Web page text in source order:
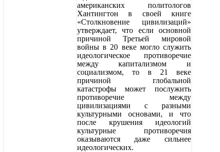
американских политологов
Хантингтон в своей книге
«Столкновение цивилизаций»
утверждает, что если основной
причиной Третьей мировой
войны в 20 веке могло служить
идеологическое противоречие
между капитализмом и
социализмом, то в 21 веке
причиной глобальной
катастрофы может послужить
противоречие между
цивилизациями с разными
культурными основами, и что
после крушения идеологий
культурные противоречия
оказываются даже сильнее
идеологических.